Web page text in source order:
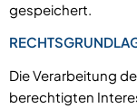
gespeichert.
Die Verarbeitung
berechtigten